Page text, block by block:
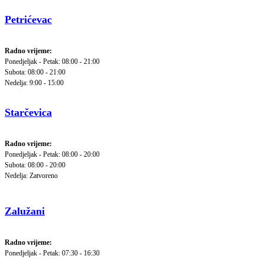
Petrićevac
Radno vrijeme:
Ponedjeljak - Petak: 08:00 - 21:00
Subota: 08:00 - 21:00
Nedelja: 9:00 - 15:00
Starčevica
Radno vrijeme:
Ponedjeljak - Petak: 08:00 - 20:00
Subota: 08:00 - 20:00
Nedelja: Zatvoreno
Zalužani
Radno vrijeme:
Ponedjeljak - Petak: 07:30 - 16:30